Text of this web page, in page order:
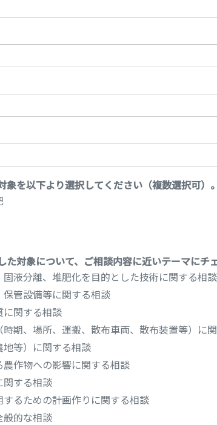
象を以下より選択してください（複数選択可）。
た対象について、ご相談内容に近いテーマにチ
固液分離、堆肥化を目的とした技術に関する相談
保管設備等に関する相談
に関する相談
時期、場所、運搬、散布車両、散布装置等）に
地等）に関する相談
農作物への影響に関する相談
関する相談
するための計画作りに関する相談
般的な相談